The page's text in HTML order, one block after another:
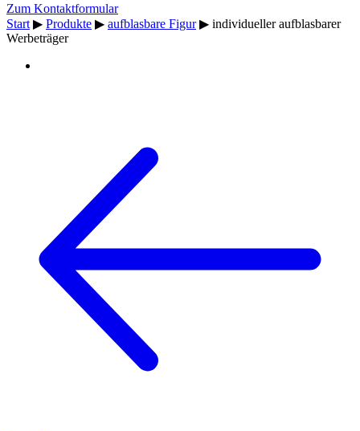
Zum Kontaktformular
Start ▶ Produkte ▶ aufblasbare Figur ▶ individueller aufblasbarer
Werbeträger